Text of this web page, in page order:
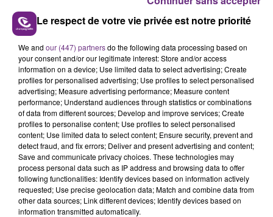
LE MAGASIN JOUÉCLUB DE REIMS FERME
SES PORTES
C'était l'une des institutions du centre-ville
rémois. Le magasin JouéClub est contraint de
fermer ses portes.
TITRES DIFFUSÉS
3h22
3h22 3h19
3h19
Le respect de votre vie privée est notre priorité
We and our (447) partnersdo the following data processing based on
your consent and/or our legitimate interest: Store and/or access
information on a device; Use limited data to select advertising; Create
profiles for personalised advertising; Use profiles to select personalised
advertising; Measure advertising performance; Measure content
performance; Understand audiences through statistics or combinations
of data from different sources; Develop and improve services; Create
profiles to personalise content; Use profiles to select personalised
content; Use limited data to select content; Ensure security, prevent and
detect fraud, and fix errors; Deliver and present advertising and content;
Save and communicate privacy choices. These technologies may
process personal data such as IP address and browsing data to offer
following functionalities: Identify devices based on information actively
requested; Use precise geolocation data; Match and combine data from
other data sources; Link different devices; Identify devices based on
information transmitted automatically.